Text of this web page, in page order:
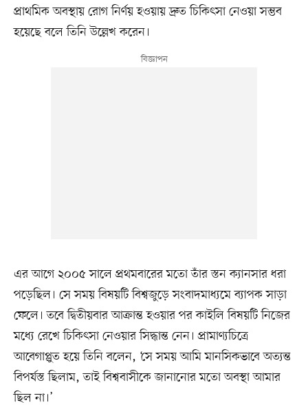
প্রাথমিক অবস্থায় রোগ নির্ণয় হওয়ায় দ্রুত চিকিৎসা নেওয়া সম্ভব
হয়েছে বলে তিনি উল্লেখ করেন।
এর আগে ২০০৫ সালে প্রথমবারের মতো তাঁর স্তন ক্যানসার ধরা
পড়েছিল। সে সময় বিষয়টি বিশ্বজুড়ে সংবাদমাধ্যমে ব্যাপক সাড়া
ফেলে। তবে দ্বিতীয়বার আক্রান্ত হওয়ার পর কাইলি বিষয়টি নিজের
মধ্যে রেখে চিকিৎসা নেওয়ার সিদ্ধান্ত নেন। প্রামাণ্যচিত্রে
আবেগাপ্লুত হয়ে তিনি বলেন, ‘সে সময় আমি মানসিকভাবে অত্যন্ত
বিপর্যস্ত ছিলাম, তাই বিশ্ববাসীকে জানানোর মতো অবস্থা আমার
ছিল না।’